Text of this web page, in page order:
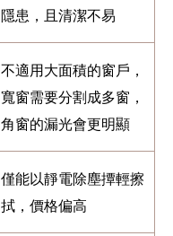
隱患，且清潔不易
不適用大面積的窗戶，
寬窗需要分割成多窗，
角窗的漏光會更明顯
僅能以靜電除塵撢輕擦
拭，價格偏高